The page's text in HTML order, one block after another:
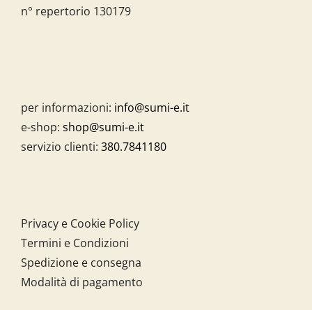
n° repertorio 130179
per informazioni: info@sumi-e.it
e-shop: shop@sumi-e.it
servizio clienti: 380.7841180
Privacy e Cookie Policy
Termini e Condizioni
Spedizione e consegna
Modalità di pagamento